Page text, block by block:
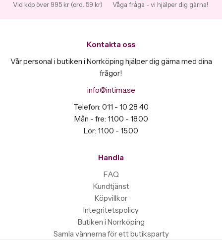
Vid köp över 995 kr (ord. 59 kr) Våga fråga - vi hjälper dig gärna!
Kontakta oss
Vår personal i butiken i Norrköping hjälper dig gärna med dina
frågor!
info@intima.se
Telefon: 011 - 10 28 40
Mån - fre: 11.00 - 18.00
Lör: 11.00 - 15.00
Handla
FAQ
Kundtjänst
Köpvillkor
Integritetspolicy
Butiken i Norrköping
Samla vännerna för ett butiksparty